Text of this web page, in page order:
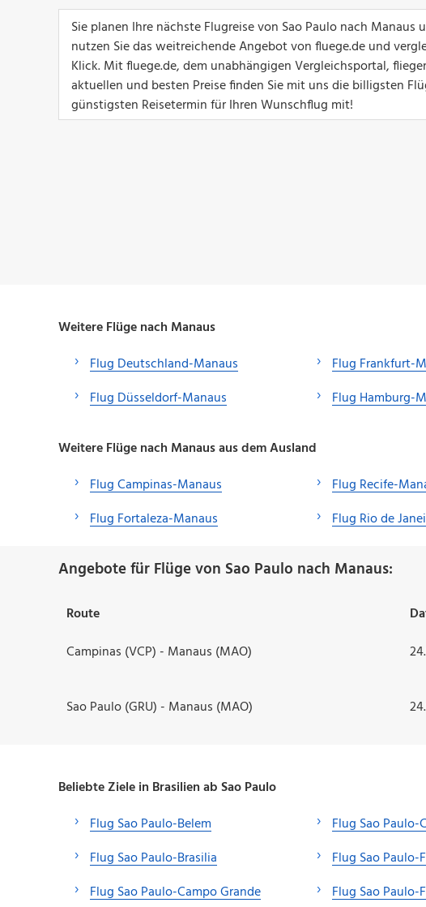
Sie planen Ihre nächste Flugreise von Sao Paulo nach
nutzen Sie das weitreichende Angebot von fluege.de und
Klick. Mit fluege.de, dem unabhängigen Vergleichsportal,
aktuellen und besten Preise finden Sie mit uns die billigsten
günstigsten Reisetermin für Ihren Wunschflug mit!
Weitere Flüge nach Manaus
Flug Deutschland-Manaus
Flug Düsseldorf-Manaus
Flug Frankfurt-
Flug Hamburg-
Weitere Flüge nach Manaus aus dem Ausland
Flug Campinas-Manaus
Flug Fortaleza-Manaus
Flug Recife-
Flug Rio de
Angebote für Flüge von Sao Paulo nach Manaus:
Route
Campinas (VCP) - Manaus (MAO)
Sao Paulo (GRU) - Manaus (MAO)
Beliebte Ziele in Brasilien ab Sao Paulo
Flug Sao Paulo-Belem
Flug Sao Paulo-Brasilia
Flug Sao Paulo-Campo Grande
Flug Sao Paulo-
Flug Sao
Flug Sao Paulo-